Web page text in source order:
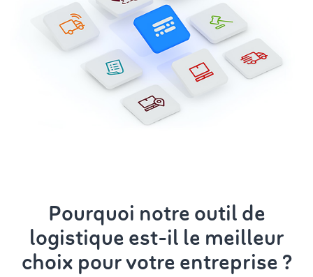
Pourquoi notre outil de
logistique est-il le meilleur
choix pour votre entreprise ?